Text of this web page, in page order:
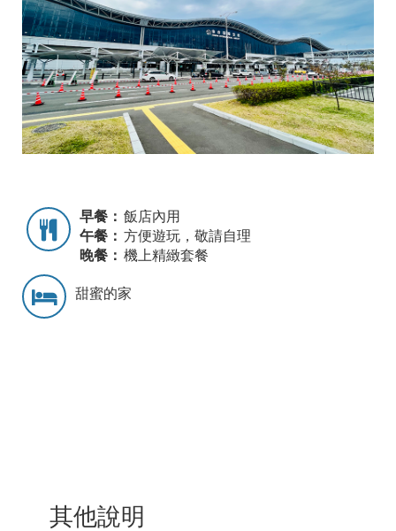
早餐： 飯店內用
午餐： 方便遊玩，敬請自理
晚餐： 機上精緻套餐
甜蜜的家
其他說明